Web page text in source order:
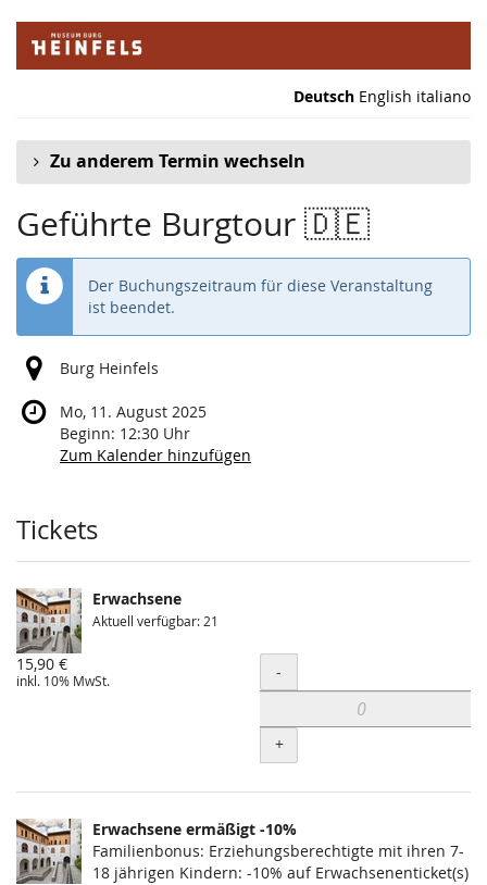
Zum
Haupt-
Deutsch English italiano
Zu anderem Termin wechseln
Geführte Burgtour 🇩🇪
Der Buchungszeitraum für diese Veranstaltung
ist beendet.
Burg Heinfels
Mo, 11. August 2025
Beginn: 12:30 Uhr
Zum Kalender hinzufügen
Produkte
Tickets
Erwachsene
Aktuell verfügbar: 21
15,90 €
inkl. 10% MwSt. Menge
-
+
Erwachsene ermäßigt -10%
Familienbonus: Erziehungsberechtigte mit ihren 7-
18 jährigen Kindern: -10% auf Erwachsenenticket(s)